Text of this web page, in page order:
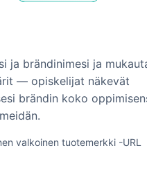
ja brändinimesi ja
— opiskelijat näkevät
brändin koko
valkoinen tuotemerkki -URL